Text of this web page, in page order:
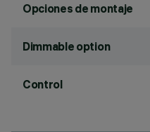
Opciones de montaje
Dimmable option
Control